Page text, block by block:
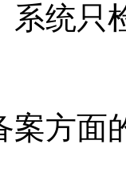
系统只
案方面